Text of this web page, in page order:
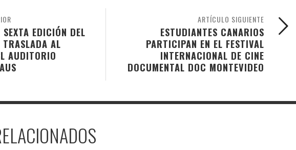
ARTÍCULO SIGUIENTE
ESTUDIANTES CANARIOS
PARTICIPAN EN EL FESTIVAL
INTERNACIONAL DE CINE
DOCUMENTAL DOC MONTEVIDEO
EDICIÓN DEL
TRASLADA AL
AUDITORIO